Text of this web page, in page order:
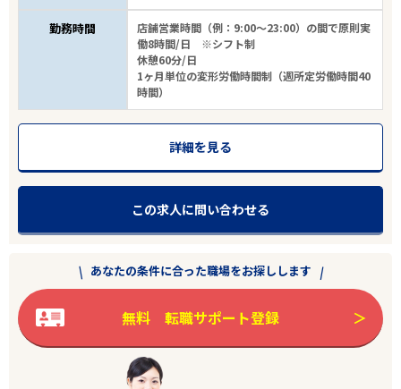
勤務時間
店舗営業時間（例：9:00～23:00）の間で原則実
働8時間/日 ※シフト制
休憩60分/日
1ヶ月単位の変形労働時間制（週所定労働時間40
時間）
詳細を見る
この求人に問い合わせる
あなたの条件に合った職場をお探しします
無料 転職サポート登録